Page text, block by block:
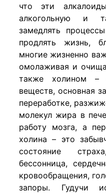
что эти
алкогольную и
замедлять
продлять жизнь,
многие жизненно
омолаживая и
также холином –
веществ, основная
переработке,
молекул жира в
работу мозга, а
холина – это
состояние
бессонница,
кровообращения,
запоры. Гудучи